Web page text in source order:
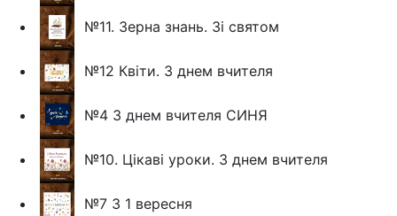
№11. Зерна знань. Зі святом
№12 Квіти. З днем вчителя
№4 З днем вчителя СИНЯ
№10. Цікаві уроки. З днем вчителя
№7 З 1 вересня